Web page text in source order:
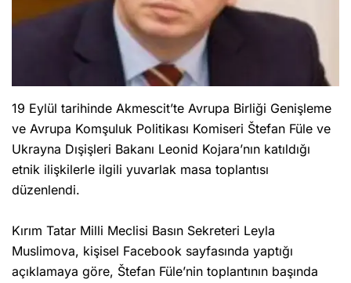
19 Eylül tarihinde Akmescit’te Avrupa Birliği Genişleme
ve Avrupa Komşuluk Politikası Komiseri Štefan Füle ve
Ukrayna Dışişleri Bakanı Leonid Kojara’nın katıldığı
etnik ilişkilerle ilgili yuvarlak masa toplantısı
düzenlendi.
Kırım Tatar Milli Meclisi Basın Sekreteri Leyla
Muslimova, kişisel Facebook sayfasında yaptığı
açıklamaya göre, Štefan Füle’nin toplantının başında